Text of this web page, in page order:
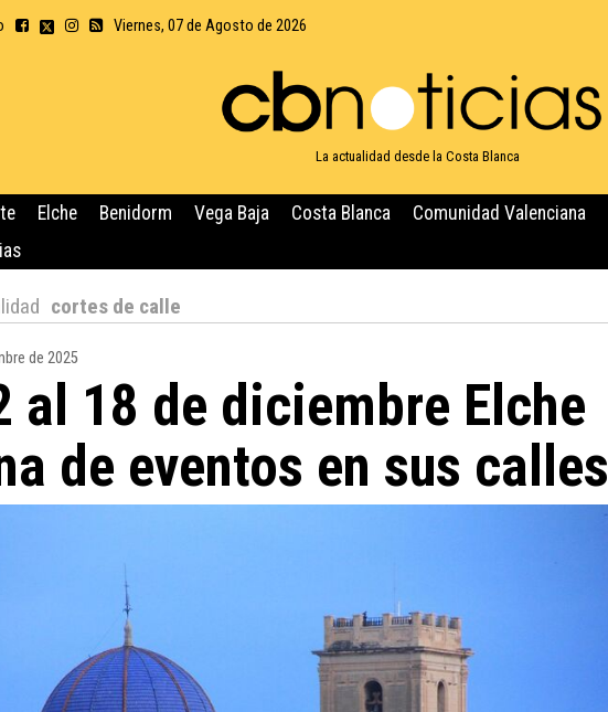
Viernes, 07 de Agosto de 2026
La actualidad desde la Costa Blanca
Elche Benidorm Vega Baja Costa Blanca Comunidad Valenciana
cortes de calle
de 2025
al 18 de diciembre Elche
de eventos en sus calles